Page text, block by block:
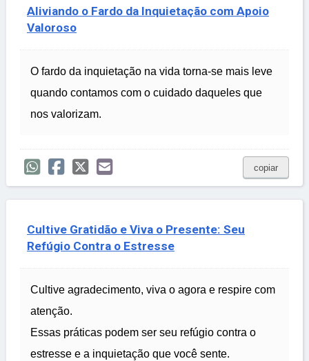
Aliviando o Fardo da Inquietação com Apoio
Valoroso
O fardo da inquietação na vida torna-se mais leve
quando contamos com o cuidado daqueles que
nos valorizam.
copiar
Cultive Gratidão e Viva o Presente: Seu
Refúgio Contra o Estresse
Cultive agradecimento, viva o agora e respire com
atenção.
Essas práticas podem ser seu refúgio contra o
estresse e a inquietação que você sente.